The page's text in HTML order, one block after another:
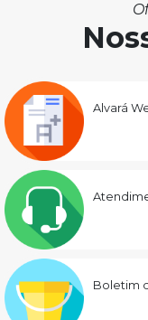
Alvará
Boletim